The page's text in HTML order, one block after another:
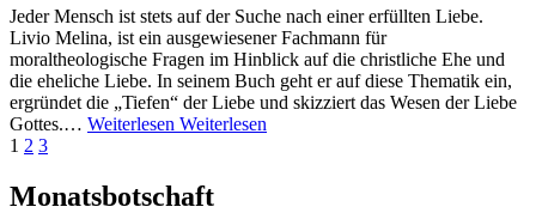
Jeder Mensch ist stets auf der Suche nach einer erfüllten Liebe.
Livio Melina, ist ein ausgewiesener Fachmann für
moraltheologische Fragen im Hinblick auf die christliche Ehe und
die eheliche Liebe. In seinem Buch geht er auf diese Thematik ein,
ergründet die „Tiefen“ der Liebe und skizziert das Wesen der Liebe
Gottes.… Weiterlesen Weiterlesen
Beitragsnavigation
Seite
1 Seite
2 Seite
3Nächste
Monatsbotschaft